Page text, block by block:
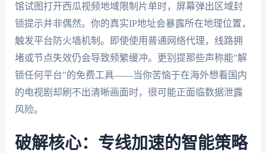
馆试图打开西瓜视频地域限制片单时，屏幕弹出区域封
锁提示并非偶然。你的真实IP地址会暴露所在地理位置，
触发平台防火墙机制。即使使用普通网络代理，线路拥
堵或节点失效仍会导致频繁缓冲。更别提那些声称能"解
锁任何平台"的免费工具——当你苦恼于在海外想看国内
的电视剧却刷不出清晰画面时，很可能正面临数据泄露
风险。
破解核心：专线加速的智能策略